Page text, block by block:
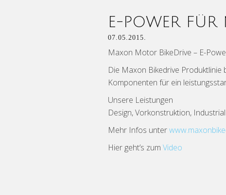
E-POWER FÜR
07.05.2015.
Maxon Motor BikeDrive – E-
Die Maxon Bikedrive
Komponenten für ein
Unsere Leistungen
Design, Vorkonstruktion,
Mehr Infos unter
Hier geht’s zum Video